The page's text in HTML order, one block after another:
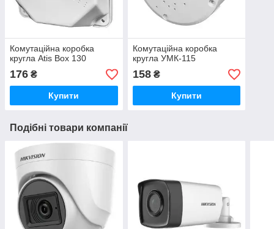
Комутаційна коробка
кругла Atis Box 130
176 ₴
Купити
Комутаційна коробка
кругла УМК-115
158₴
Купити
Подібні товари компанії